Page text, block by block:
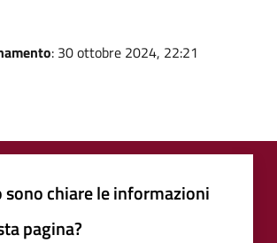
: 30 ottobre 2024, 22:21
sono chiare le informazioni
pagina?